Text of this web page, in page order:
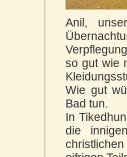
Anil,
so gut wie
Wie gut
Bad tun.
In
die